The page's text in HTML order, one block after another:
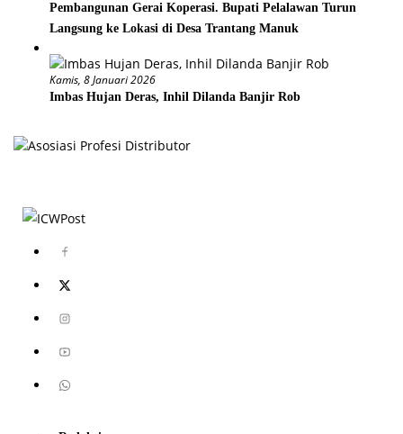
Pembangunan Gerai Koperasi. Bupati Pelalawan Turun
Langsung ke Lokasi di Desa Trantang Manuk
Kamis, 8 Januari 2026
Imbas Hujan Deras, Inhil Dilanda Banjir Rob